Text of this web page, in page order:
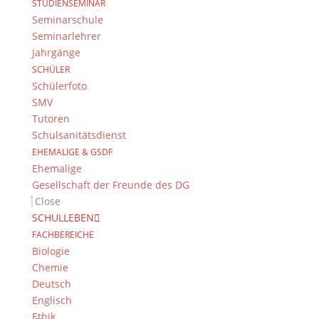
STUDIENSEMINAR
Seminarschule
Seminarlehrer
Jahrgänge
SCHÜLER
Schülerfoto
SMV
Tutoren
Schulsanitätsdienst
EHEMALIGE & GSDF
Ehemalige
Gesellschaft der Freunde des DG
Close
SCHULLEBEN
FACHBEREICHE
Biologie
Chemie
Deutsch
Englisch
Suche
Newsarchiv
Newsarchiv
Das DG
Dientzenhofer-Gymnasium Bamberg
Feldkirchenstr. 20-22